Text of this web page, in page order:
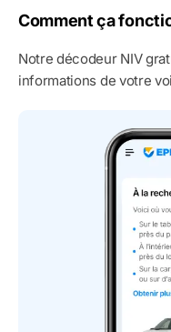
Comment ça
Notre décodeur NIV
informations de votre